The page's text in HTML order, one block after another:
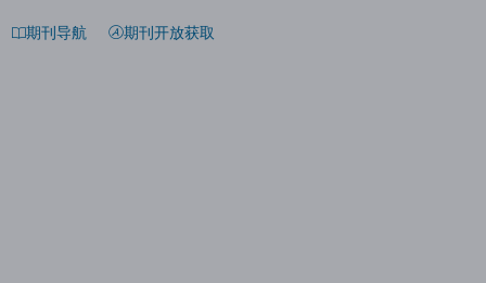
期刊导航 期刊开放获取